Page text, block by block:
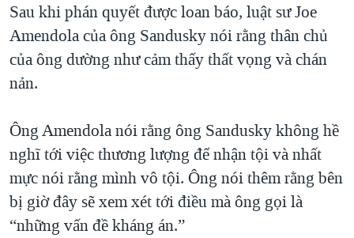
Sau khi phán quyết được loan báo, luật sư Joe
Amendola của ông Sandusky nói rằng thân chủ
của ông dường như cảm thấy thất vọng và chán
nản.
Ông Amendola nói rằng ông Sandusky không hề
nghĩ tới việc thương lượng để nhận tội và nhất
mực nói rằng mình vô tội. Ông nói thêm rằng bên
bị giờ đây sẽ xem xét tới điều mà ông gọi là
“những vấn đề kháng án.”